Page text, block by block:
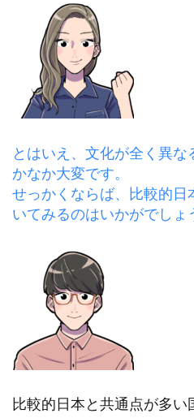
とはいえ、文化が全く異
かなか大変です。
せっかくならば、比較的日
いてみるのはいかがでしょ
比較的日本と共通点が多い